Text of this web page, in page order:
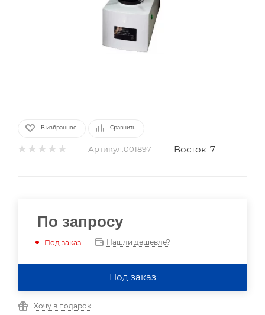
В избранное Сравнить
Артикул:001897 Восток-7
По запросу
Под заказ Нашли дешевле?
Под заказ
Хочу в подарок